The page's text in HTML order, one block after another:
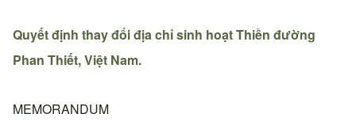
Quyết định thay đổi địa chỉ sinh hoạt Thiền đường
Phan Thiết, Việt Nam.
MEMORANDUM